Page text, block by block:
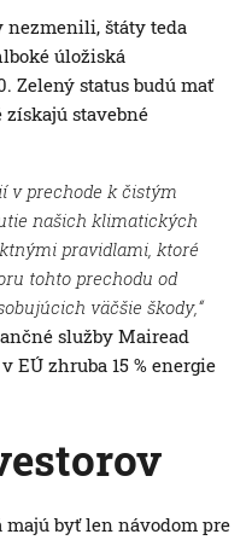
nezmenili, štáty teda
úložiská
Zelený status budú mať
stavebné
v prechode k čistým
našich klimatických
pravidlami, ktoré
tohto prechodu od
väčšie škody,“
služby Mairead
EÚ zhruba 15 % energie
byť len návodom pre